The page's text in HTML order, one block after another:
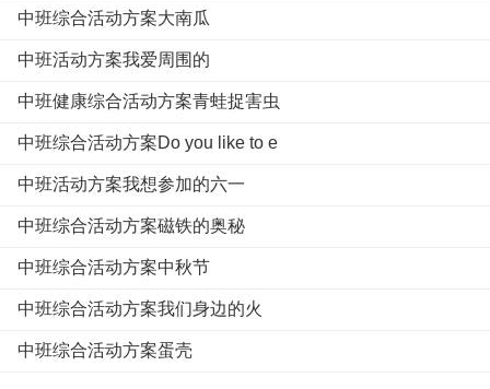
中班综合活动方案大南瓜
中班活动方案我爱周围的
中班健康综合活动方案青蛙捉害虫
中班综合活动方案Do you like to e
中班活动方案我想参加的六一
中班综合活动方案磁铁的奥秘
中班综合活动方案中秋节
中班综合活动方案我们身边的火
中班综合活动方案蛋壳